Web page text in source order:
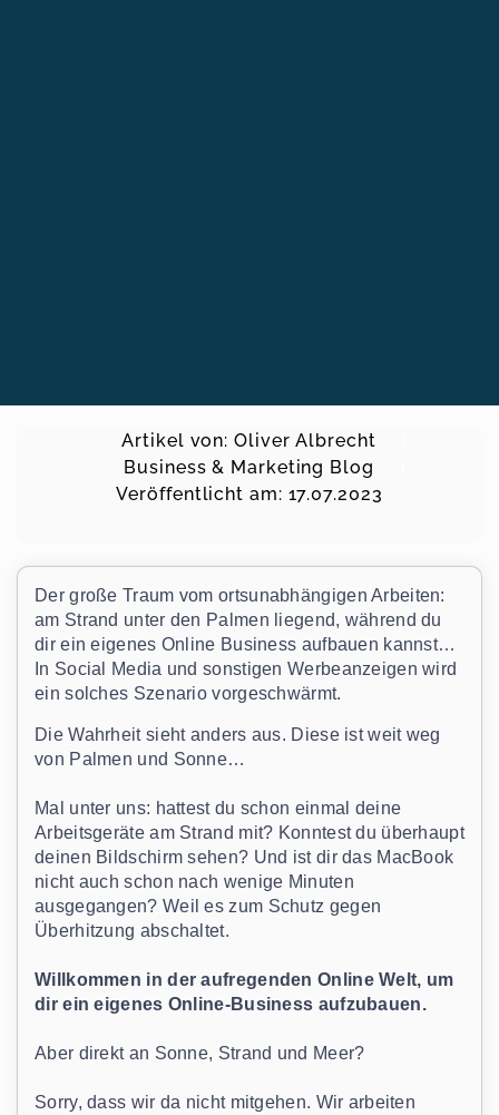
Artikel von: Oliver Albrecht
Business & Marketing Blog
Veröffentlicht am: 17.07.2023
Der große Traum vom ortsunabhängigen Arbeiten:
am Strand unter den Palmen liegend, während du
dir ein eigenes Online Business aufbauen kannst…
In Social Media und sonstigen Werbeanzeigen wird
ein solches Szenario vorgeschwärmt.
Die Wahrheit sieht anders aus. Diese ist weit weg
von Palmen und Sonne…
Mal unter uns: hattest du schon einmal deine
Arbeitsgeräte am Strand mit? Konntest du überhaupt
deinen Bildschirm sehen? Und ist dir das MacBook
nicht auch schon nach wenige Minuten
ausgegangen? Weil es zum Schutz gegen
Überhitzung abschaltet.
Willkommen in der aufregenden Online Welt, um
dir ein eigenes Online-Business aufzubauen.
Aber direkt an Sonne, Strand und Meer?
Sorry, dass wir da nicht mitgehen. Wir arbeiten